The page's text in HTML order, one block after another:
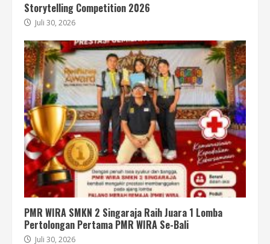
Storytelling Competition 2026
Juli 30, 2026
PMR WIRA SMKN 2 Singaraja Raih Juara 1 Lomba
Pertolongan Pertama PMR WIRA Se-Bali
Juli 30, 2026